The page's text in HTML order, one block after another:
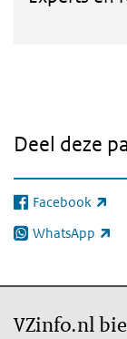
Deel deze
Facebook
(externe link)
WhatsApp
(externe link)
VZinfo.nl